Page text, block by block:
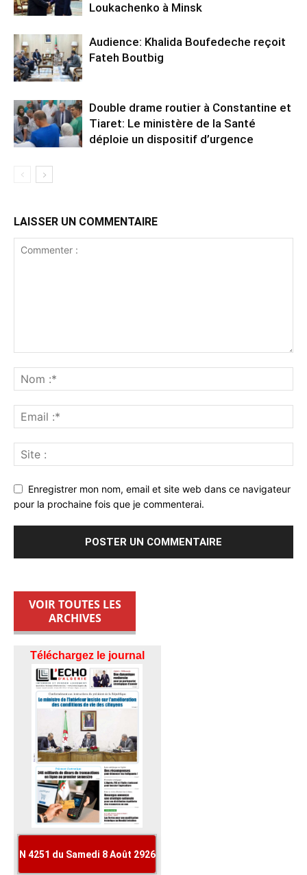
Loukachenko à Minsk
Audience: Khalida Boufedeche reçoit
Fateh Boutbig
Double drame routier à Constantine et
Tiaret: Le ministère de la Santé
déploie un dispositif d’urgence
LAISSER UN COMMENTAIRE
Enregistrer mon nom, email et site web dans ce navigateur
pour la prochaine fois que je commenterai.
VOIR TOUTES LES
ARCHIVES